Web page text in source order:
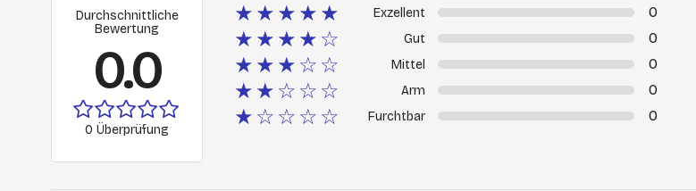
Durchschnittliche
Bewertung
0.0
0 Überprüfung
★★★★★ Exzellent 0
★★★★☆ Gut 0
★★★☆☆ Mittel 0
★★☆☆☆ Arm 0
★☆☆☆☆ Furchtbar 0